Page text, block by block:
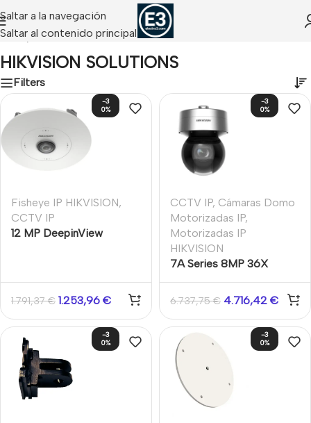
Saltar a la navegación
Saltar al contenido principal
Inicio/ HIKVISION SOLUTIONS
HIKVISION SOLUTIONS
Filters
-3
0%
Fisheye IP HIKVISION,
CCTV IP
12 MP DeepinView
1.791,37€ 1.253,96 €
-3
0%
CCTV IP, Cámaras Domo
Motorizadas IP,
Motorizadas IP
HIKVISION
7A Series 8MP 36X
DarkFighter IR Network
Speed Dome
6.737,75€ 4.716,42 €
-3
0%
-3
0%